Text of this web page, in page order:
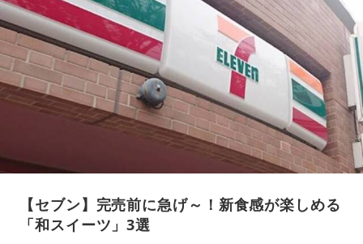
【セブン】完売前に急げ～！新食感が楽しめる
「和スイーツ」3選